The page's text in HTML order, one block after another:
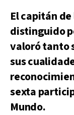
El capitán
distinguido
valoró tanto
sus
sexta
Mundo.